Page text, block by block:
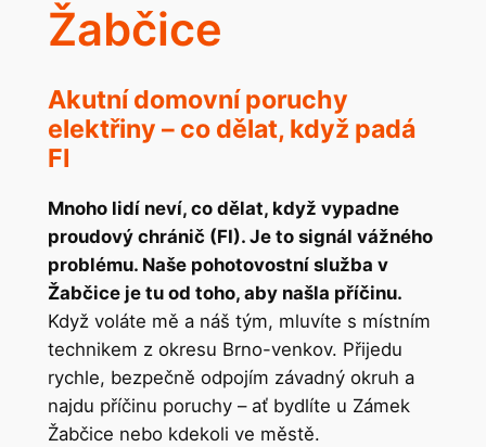
Žabčice
Akutní domovní poruchy
elektřiny – co dělat, když padá
FI
Mnoho lidí neví, co dělat, když vypadne
proudový chránič (FI). Je to signál vážného
problému. Naše pohotovostní služba v
Žabčice je tu od toho, aby našla příčinu.
Když voláte mě a náš tým, mluvíte s místním
technikem z okresu Brno-venkov. Přijedu
rychle, bezpečně odpojím závadný okruh a
najdu příčinu poruchy – ať bydlíte u Zámek
Žabčice nebo kdekoli ve městě.